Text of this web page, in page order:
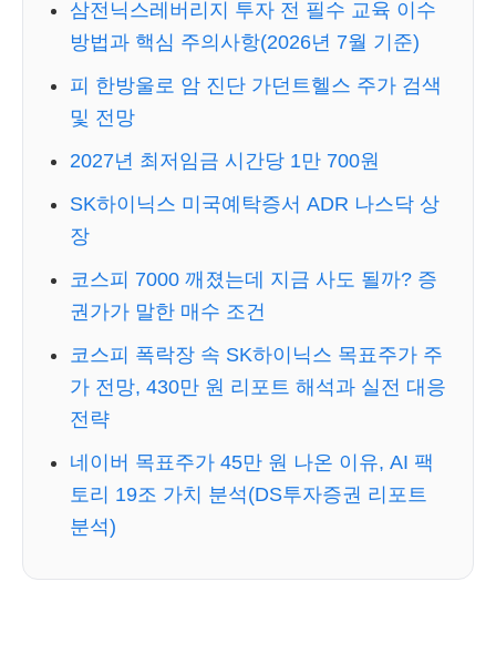
삼전닉스레버리지 투자 전 필수 교육 이수
방법과 핵심 주의사항(2026년 7월 기준)
피 한방울로 암 진단 가던트헬스 주가 검색
및 전망
2027년 최저임금 시간당 1만 700원
SK하이닉스 미국예탁증서 ADR 나스닥 상
장
코스피 7000 깨졌는데 지금 사도 될까? 증
권가가 말한 매수 조건
코스피 폭락장 속 SK하이닉스 목표주가 주
가 전망, 430만 원 리포트 해석과 실전 대응
전략
네이버 목표주가 45만 원 나온 이유, AI 팩
토리 19조 가치 분석(DS투자증권 리포트
분석)